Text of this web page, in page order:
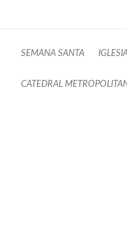
SEMANA SANTA
CATEDRAL